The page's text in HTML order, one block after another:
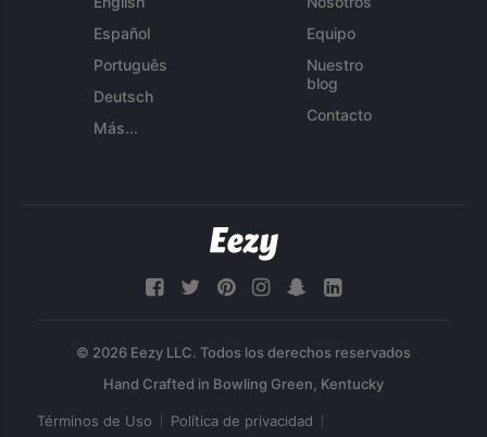
Español
Português
Deutsch
Más...
Equipo
Nuestro
blog
Contacto
© 2026 Eezy LLC. Todos los derechos reservados
Términos de Uso Política de privacidad